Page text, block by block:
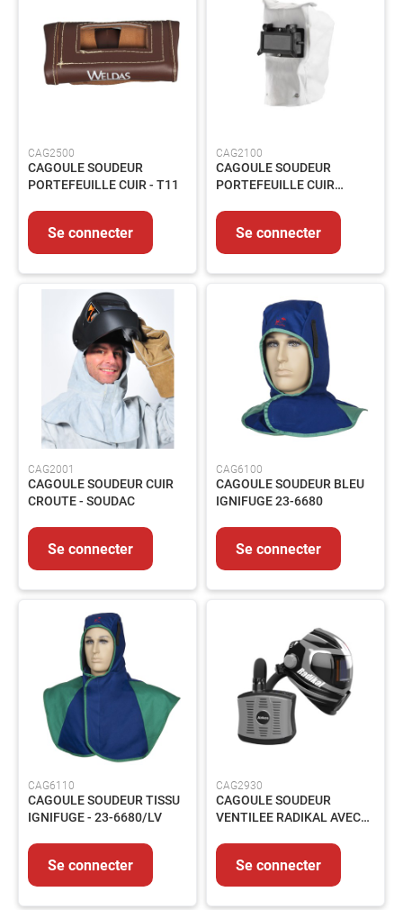
main
Rangement
d'outillage
bâtiment
pneumatique
Outillage
tube
Abrasifs
Agglomérés
Abrasifs
appliqués
Brosses
SOUDAGE
Soudage
TIG
MMA
MIG/MAG
Protection
Soudeur
Flamme
Décapants
MESURE
CONTROLE
Mesure
Métrologie
Traçage
EQUIPEMENTS
Echafaudage
CAG2500
CAGOULE SOUDEUR
PORTEFEUILLE CUIR - T11
Se connecter
CAG2100
CAGOULE SOUDEUR
PORTEFEUILLE CUIR
REL.3800070
Se connecter
CAG2001
CAGOULE SOUDEUR CUIR
CROUTE - SOUDAC
Se connecter
CAG6100
CAGOULE SOUDEUR BLEU
IGNIFUGE 23-6680
Se connecter
CAG6110
CAGOULE SOUDEUR TISSU
IGNIFUGE - 23-6680/LV
Se connecter
CAG2930
CAGOULE SOUDEUR
VENTILEE RADIKAL AVEC
Se connecter